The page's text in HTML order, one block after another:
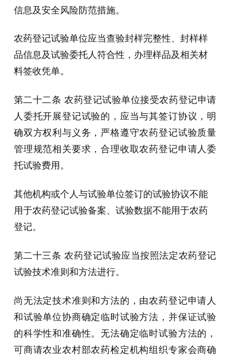
信息及安全风险防范措施。
农药登记试验单位应当查验封样完整性、封样样
品信息及试验委托人符合性，办理样品及相关材
料签收凭单。
第二十二条 农药登记试验单位接受农药登记申请
人委托开展登记试验的，应当与其签订协议，明
确双方权利与义务，严格遵守农药登记试验质量
管理规范相关要求，合理收取农药登记申请人委
托试验费用。
其他机构或个人与试验单位签订的试验协议不能
用于农药登记试验备案、试验数据不能用于农药
登记。
第二十三条 农药登记试验应当按照法定农药登记
试验技术准则和方法进行。
尚无法定技术准则和方法的，由农药登记申请人
和试验单位协商确定临时试验方法，并保证试验
的科学性和准确性。无法确定临时试验方法的，
可商请农业农村部农药检定机构组织专家会商确